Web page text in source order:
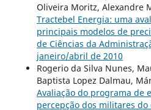
Oliveira Moritz, Alexandre
Tractebel Energia: uma
principais modelos de
de Ciências da
janeiro/abril de 2010
Rogerio da Silva Nunes,
Baptista Lopez Dalmau,
Avaliação do programa de
percepção dos militares